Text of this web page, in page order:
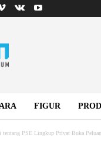
FIGUR
tentang PSE Lingkup Privat Buka